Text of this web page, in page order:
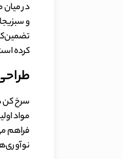
در
و
کرده
مواد
فراهم